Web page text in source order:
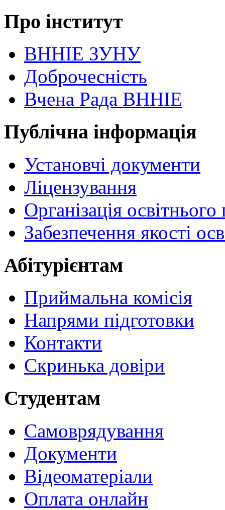
Про інститут
ВННІЕ ЗУНУ
Доброчесність
Вчена Рада ВННІЕ
Публічна інформація
Установчі документи
Ліцензування
Організація
Забезпечення якості
Абітурієнтам
Приймальна комісія
Напрями підготовки
Контакти
Скринька довіри
Студентам
Самоврядування
Документи
Відеоматеріали
Оплата онлайн